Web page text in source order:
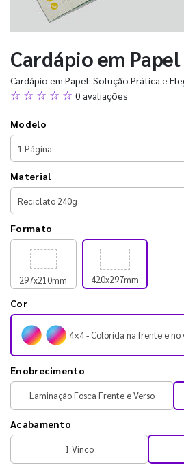
Cardápio em Papel
Cardápio em Papel: Solução Prática e
☆ ☆ ☆ ☆ ☆ 0 avaliações
Modelo
Material
Formato
297x210mm 420x297mm
Cor
4×4 - Colorida na frente e no
Enobrecimento
Laminação Fosca Frente e Verso
Acabamento
1 Vinco